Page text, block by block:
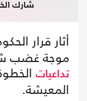
شارك
أثار قرار
موجة غضب
تداعيات
المعيشة.